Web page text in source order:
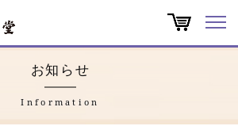
お知らせ
Information